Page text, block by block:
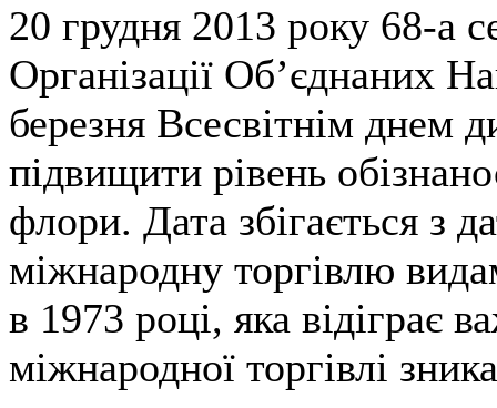
20 грудня 2013 року 68-а
Організації Об’єднаних
березня Всесвітнім днем
підвищити рівень
флори. Дата збігається з
міжнародну торгівлю
в 1973 році, яка відіграє
міжнародної торгівлі